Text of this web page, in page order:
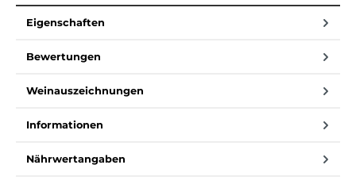
Eigenschaften
Bewertungen
Weinauszeichnungen
Informationen
Nährwertangaben